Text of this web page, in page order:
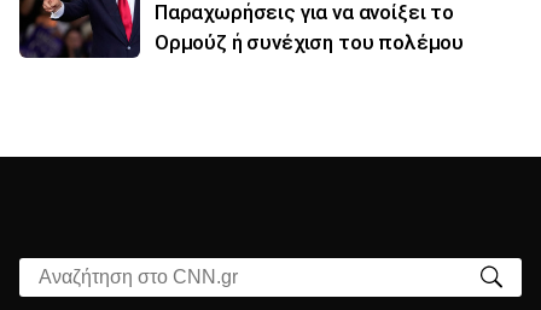
Παραχωρήσεις για να ανοίξει το
Ορμούζ ή συνέχιση του πολέμου
Αναζήτηση στο CNN.gr